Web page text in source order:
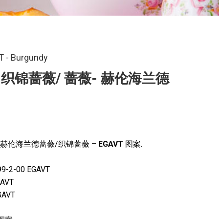
- Burgundy
锦蔷薇/ 蔷薇- 赫伦海兰德
伦海兰德蔷薇/织锦蔷薇 – EGAVT 图案.
2-00 EGAVT